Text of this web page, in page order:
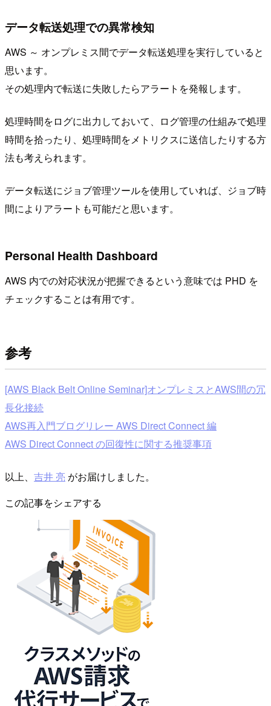
データ転送処理での異常検知
AWS ～ オンプレミス間でデータ転送処理を実行していると
思います。
その処理内で転送に失敗したらアラートを発報します。
処理時間をログに出力しておいて、ログ管理の仕組みで処理
時間を拾ったり、処理時間をメトリクスに送信したりする方
法も考えられます。
データ転送にジョブ管理ツールを使用していれば、ジョブ時
間によりアラートも可能だと思います。
Personal Health Dashboard
AWS 内での対応状況が把握できるという意味では PHD を
チェックすることは有用です。
参考
[AWS Black Belt Online Seminar]オンプレミスとAWS間の冗
長化接続
AWS再入門ブログリレー AWS Direct Connect 編
AWS Direct Connect の回復性に関する推奨事項
以上、 吉井 亮 がお届けしました。
この記事をシェアする